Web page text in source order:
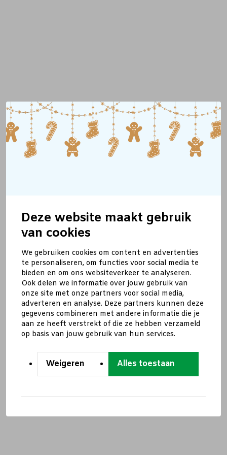
Deze website maakt gebruik
van cookies
We gebruiken cookies om content en advertenties
te personaliseren, om functies voor social media te
bieden en om ons websiteverkeer te analyseren.
Ook delen we informatie over jouw gebruik van
onze site met onze partners voor social media,
adverteren en analyse. Deze partners kunnen deze
gegevens combineren met andere informatie die je
aan ze heeft verstrekt of die ze hebben verzameld
op basis van jouw gebruik van hun services.
Weigeren Alles toestaan